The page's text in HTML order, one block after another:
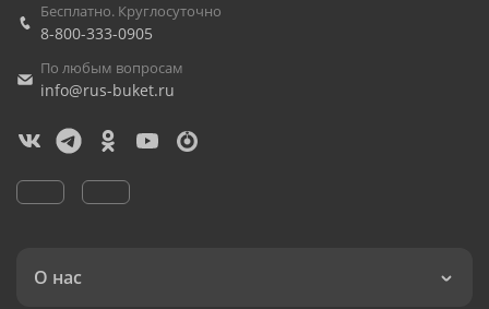
Бесплатно. Круглосуточно
8-800-333-0905
По любым вопросам
info@rus-buket.ru
О нас